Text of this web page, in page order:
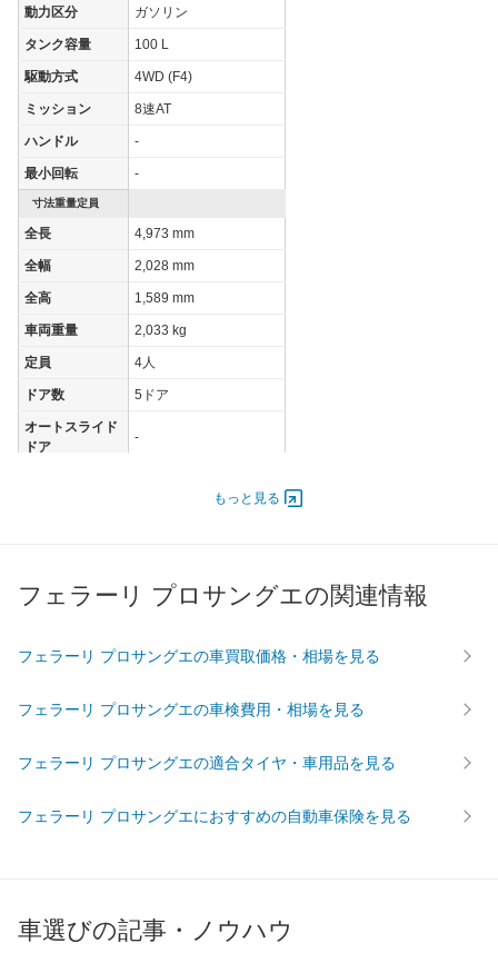
動力区分 ガソリン
タンク容量 100 L
駆動方式 4WD (F4)
ミッション 8速AT
ハンドル -
最小回転 -
寸法重量定員
全長 4,973 mm
全幅 2,028 mm
全高 1,589 mm
車両重量 2,033 kg
定員 4人
ドア数 5ドア
オートスライド
ドア
-
533.00 [725]/ 6,500
タイヤ
後輪サイズ 315/30R23
WLTC/市街地 -
WLTC/高速道路 -
60km定地 -
もっと見る
フェラーリ プロサングエの関連情報
フェラーリ プロサングエの車買取価格・相場を見る
フェラーリ プロサングエの車検費用・相場を見る
フェラーリ プロサングエの適合タイヤ・車用品を見る
フェラーリ プロサングエにおすすめの自動車保険を見る
車選びの記事・ノウハウ